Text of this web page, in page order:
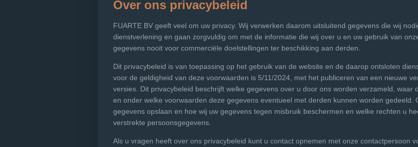
Over ons privacybeleid
FUARTE BV geeft veel om uw privacy. Wij verwerken daarom uitsluitend gegevens die wij
dienstverlening en gaan zorgvuldig om met de informatie die wij over u en uw gebruik van
gegevens nooit voor commerciële doelstellingen ter beschikking aan derden.
Dit privacybeleid is van toepassing op het gebruik van de website en de daarop ontsloten
voor de geldigheid van deze voorwaarden is 5/11/2024, met het publiceren van een nieuwe
versies. Dit privacybeleid beschrijft welke gegevens over u door ons worden verzameld, waar
en onder welke voorwaarden deze gegevens eventueel met derden kunnen worden gedeeld.
gegevens opslaan en hoe wij uw gegevens tegen misbruik beschermen en welke rechten u
verstrekte persoonsgegevens.
Als u vragen heeft over ons privacybeleid kunt u contact opnemen met onze contactpersoon